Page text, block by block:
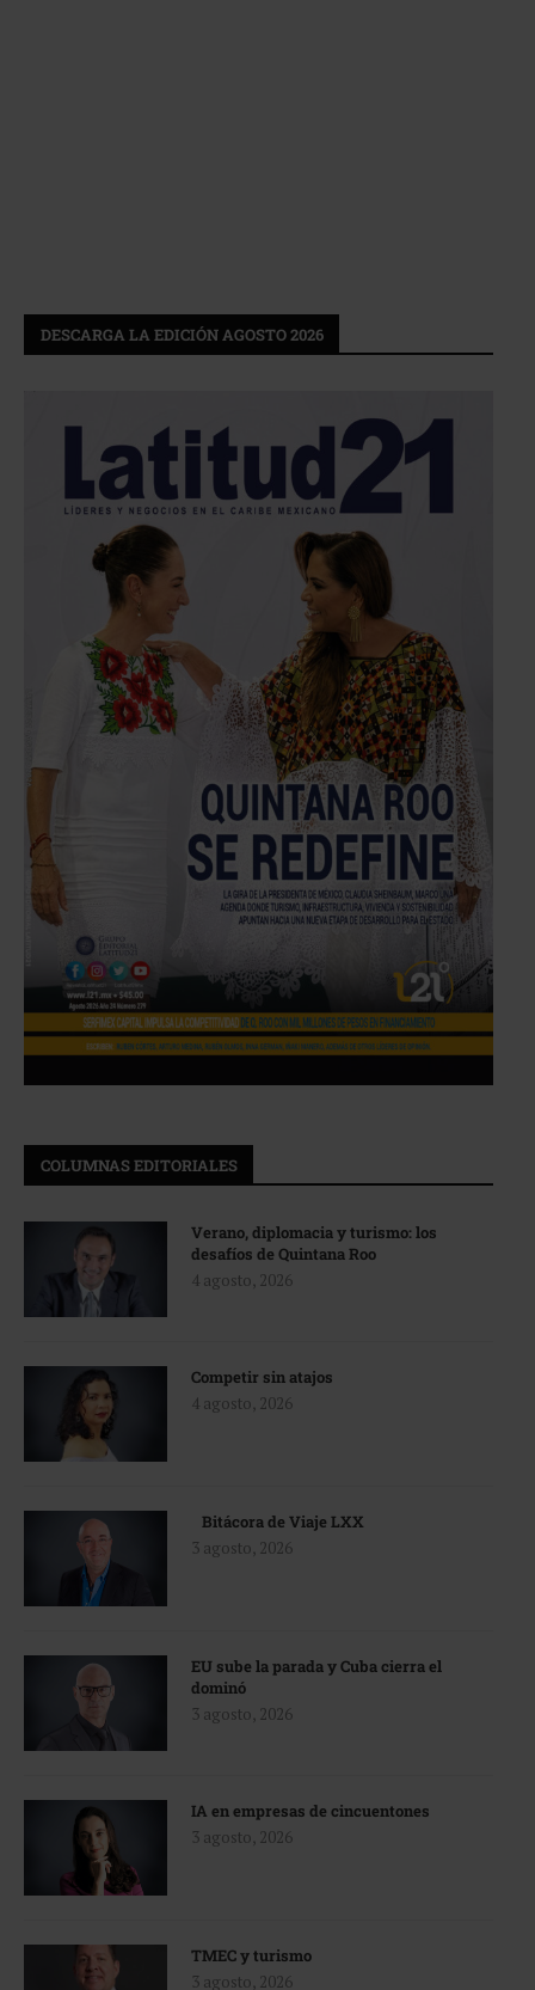
DESCARGA LA EDICIÓN AGOSTO 2026
COLUMNAS EDITORIALES
Verano, diplomacia y turismo: los
desafíos de Quintana Roo
4 agosto, 2026
Competir sin atajos
4 agosto, 2026
Bitácora de Viaje LXX
3 agosto, 2026
EU sube la parada y Cuba cierra el
dominó
3 agosto, 2026
IA en empresas de cincuentones
3 agosto, 2026
TMEC y turismo
3 agosto, 2026